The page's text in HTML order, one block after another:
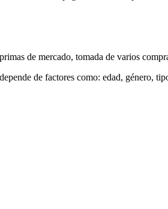
de mercado, tomada de varios
de factores como: edad, género,